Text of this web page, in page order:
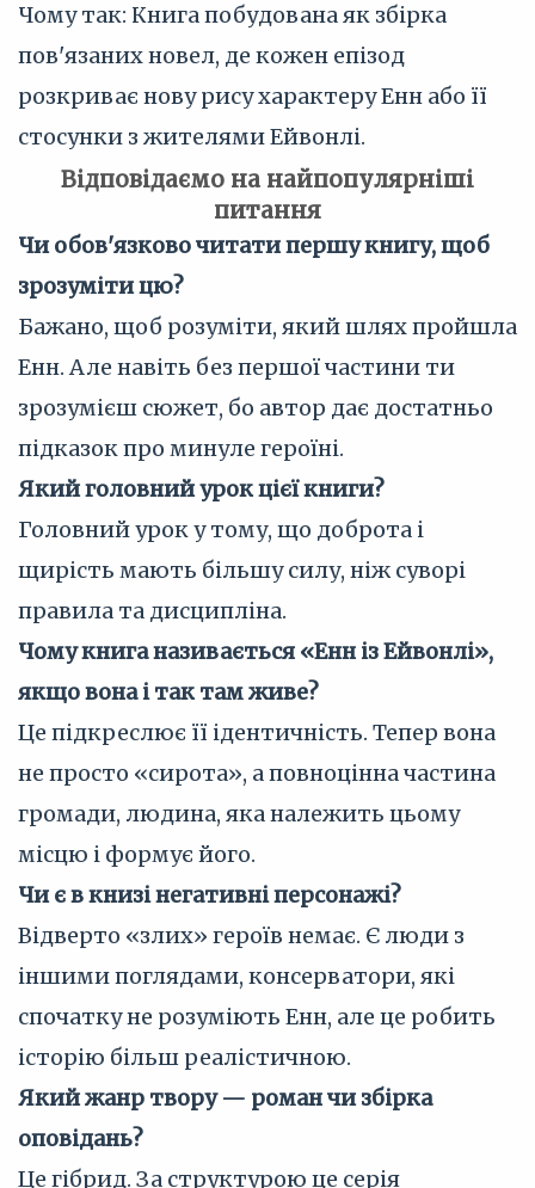
Чому так: Книга побудована як збірка
пов'язаних новел, де кожен епізод
розкриває нову рису характеру Енн або її
стосунки з жителями Ейвонлі.
Відповідаємо на найпопулярніші
питання
Чи обов'язково читати першу книгу, щоб
зрозуміти цю?
Бажано, щоб розуміти, який шлях пройшла
Енн. Але навіть без першої частини ти
зрозумієш сюжет, бо автор дає достатньо
підказок про минуле героїні.
Який головний урок цієї книги?
Головний урок у тому, що доброта і
щирість мають більшу силу, ніж суворі
правила та дисципліна.
Чому книга називається «Енн із Ейвонлі»,
якщо вона і так там живе?
Це підкреслює її ідентичність. Тепер вона
не просто «сирота», а повноцінна частина
громади, людина, яка належить цьому
місцю і формує його.
Чи є в книзі негативні персонажі?
Відверто «злих» героїв немає. Є люди з
іншими поглядами, консерватори, які
спочатку не розуміють Енн, але це робить
історію більш реалістичною.
Який жанр твору — роман чи збірка
оповідань?
Це гібрид. За структурою це серія